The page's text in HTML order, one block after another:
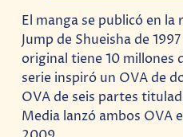
El manga se publicó en
Jump de Shueisha de
original tiene 10 millones
serie inspiró un OVA de
OVA de seis partes
Media lanzó ambos OVA